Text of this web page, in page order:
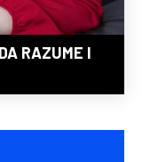
RAZUME I